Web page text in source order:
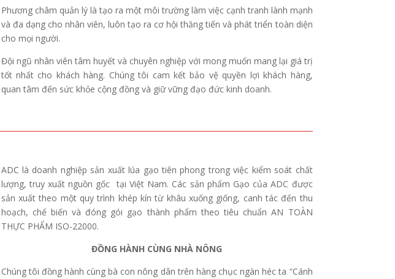
Phương châm quản lý là tạo ra một môi trường làm việc cạnh tranh lành mạnh
và đa dạng cho nhân viên, luôn tạo ra cơ hội thăng tiến và phát triển toàn diện
cho mọi người.
Đội ngũ nhân viên tâm huyết và chuyên nghiệp với mong muốn mang lại giá trị
tốt nhất cho khách hàng. Chúng tôi cam kết bảo vệ quyền lợi khách hàng,
quan tâm đến sức khỏe cộng đồng và giữ vững đạo đức kinh doanh.
ADC là doanh nghiệp sản xuất lúa gạo tiên phong trong việc kiểm soát chất
lượng, truy xuất nguồn gốc tại Việt Nam. Các sản phẩm Gạo của ADC được
sản xuất theo một quy trình khép kín từ khâu xuống giống, canh tác đến thu
hoạch, chế biến và đóng gói gạo thành phẩm theo tiêu chuẩn AN TOÀN
THỰC PHẨM ISO-22000.
ĐỒNG HÀNH CÙNG NHÀ NÔNG
Chúng tôi đồng hành cùng bà con nông dân trên hàng chục ngàn héc ta “Cánh